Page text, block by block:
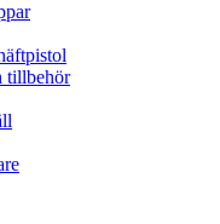
tillbehör